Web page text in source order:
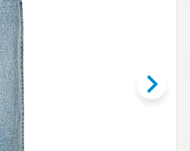
keyboard_arrow_right